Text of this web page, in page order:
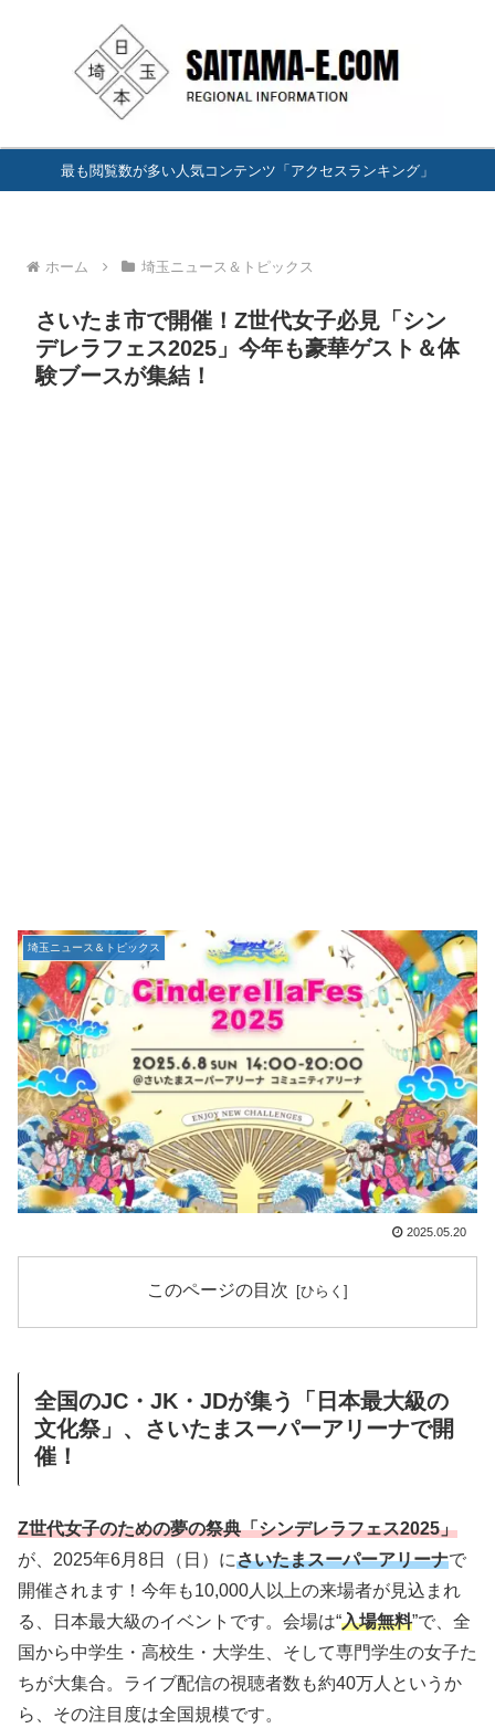
最も閲覧数が多い人気コンテンツ「アクセスランキング」
ホーム 埼玉ニュース＆トピックス
さいたま市で開催！Z世代女子必見「シン
デレラフェス2025」今年も豪華ゲスト＆体
験ブースが集結！
埼玉ニュース＆トピックス
2025.05.20
このページの目次
全国のJC・JK・JDが集う「日本最大級の
文化祭」、さいたまスーパーアリーナで開
催！
Z世代女子のための夢の祭典「シンデレラフェス2025」
が、2025年6月8日（日）にさいたまスーパーアリーナで
開催されます！今年も10,000人以上の来場者が見込まれ
る、日本最大級のイベントです。会場は“入場無料”で、全
国から中学生・高校生・大学生、そして専門学生の女子た
ちが大集合。ライブ配信の視聴者数も約40万人というか
ら、その注目度は全国規模です。